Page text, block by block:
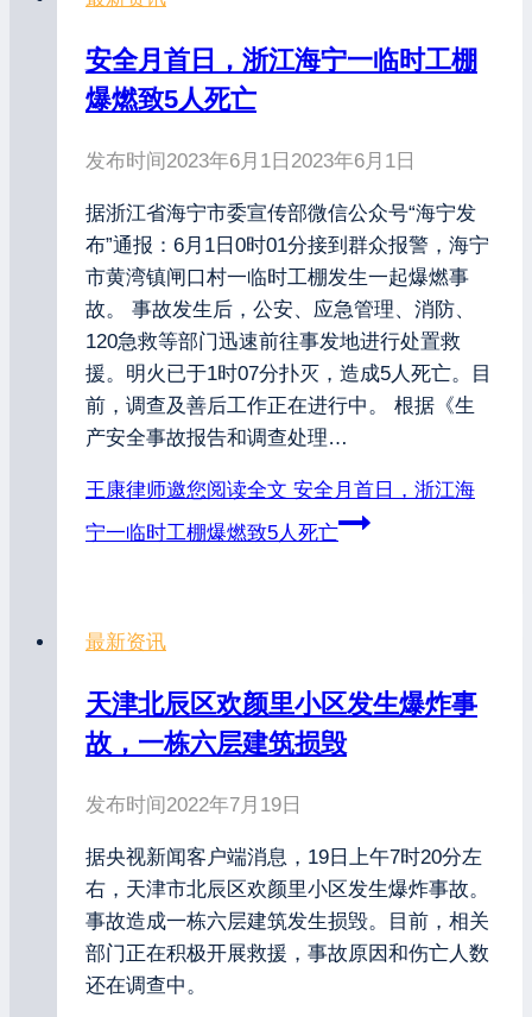
安全月首日，浙江海宁一临时工棚
爆燃致5人死亡
发布时间2023年6月1日 2023年6月1日
据浙江省海宁市委宣传部微信公众号“海宁发
布”通报：6月1日0时01分接到群众报警，海宁
市黄湾镇闸口村一临时工棚发生一起爆燃事
故。 事故发生后，公安、应急管理、消防、
120急救等部门迅速前往事发地进行处置救
援。明火已于1时07分扑灭，造成5人死亡。目
前，调查及善后工作正在进行中。 根据《生
产安全事故报告和调查处理…
王康律师邀您阅读全文 安全月首日，浙江海
宁一临时工棚爆燃致5人死亡
最新资讯
天津北辰区欢颜里小区发生爆炸事
故，一栋六层建筑损毁
发布时间2022年7月19日
据央视新闻客户端消息，19日上午7时20分左
右，天津市北辰区欢颜里小区发生爆炸事故。
事故造成一栋六层建筑发生损毁。目前，相关
部门正在积极开展救援，事故原因和伤亡人数
还在调查中。